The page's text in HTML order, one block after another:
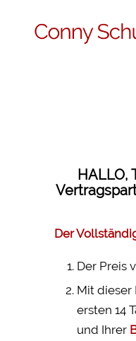
HALLO,
Der
Der Preis
Mit dieser
ersten 14
und Ihrer